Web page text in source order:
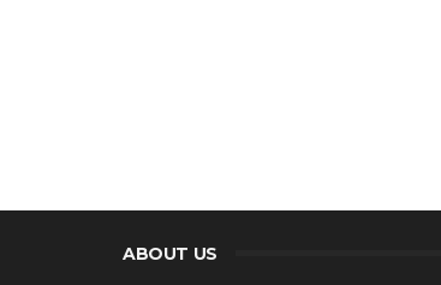
ABOUT US